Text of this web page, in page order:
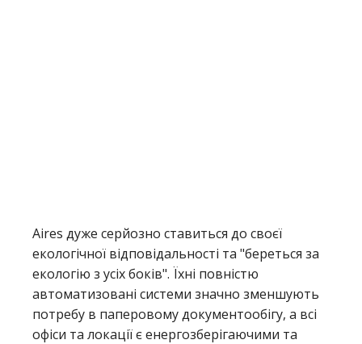
Aires дуже серйозно ставиться до своєї
екологічної відповідальності та "береться за
екологію з усіх боків". Їхні повністю
автоматизовані системи значно зменшують
потребу в паперовому документообігу, а всі
офіси та локації є енергозберігаючими та